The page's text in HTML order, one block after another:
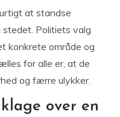
at standse
Politiets valg
konkrete område og
for alle er, at de
og færre ulykker.
over en